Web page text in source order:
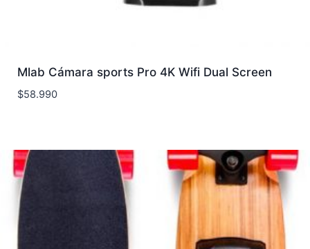
Mlab Cámara sports Pro 4K Wifi Dual Screen
$58.990